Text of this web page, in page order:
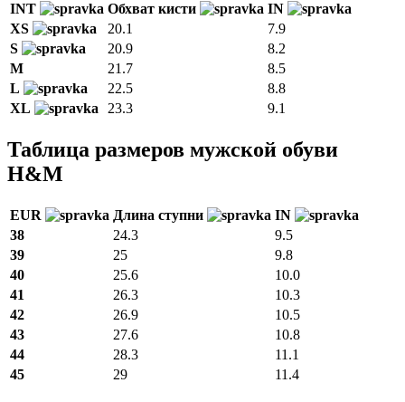
INT Обхват кисти
IN
XS
20.1
7.9
S
20.9
8.2
М
21.7
8.5
L
22.5
8.8
XL
23.3 9.1
Таблица размеров мужской обуви
H&M
EUR Длина ступни
IN
38
24.3
9.5
39
25
9.8
40
25.6
10.0
41
26.3
10.3
42
26.9
10.5
43
27.6
10.8
44
28.3
11.1
45
29 11.4